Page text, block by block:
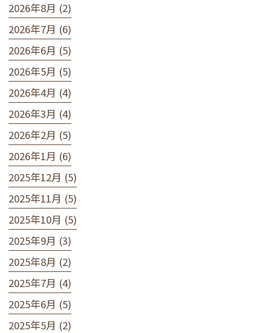
2026年8月 (2)
2026年7月 (6)
2026年6月 (5)
2026年5月 (5)
2026年4月 (4)
2026年3月 (4)
2026年2月 (5)
2026年1月 (6)
2025年12月 (5)
2025年11月 (5)
2025年10月 (5)
2025年9月 (3)
2025年8月 (2)
2025年7月 (4)
2025年6月 (5)
2025年5月 (2)